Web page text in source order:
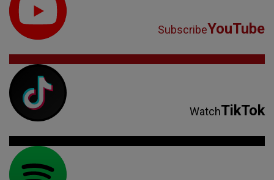
SubscribeYouTube
WatchTikTok